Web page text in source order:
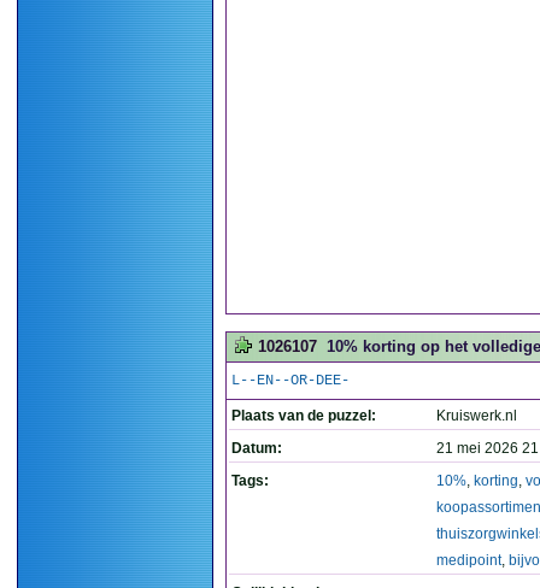
1026107 10% korting op het
L--EN--OR-DEE-
Plaats van de puzzel:
Kruiswerk.nl
Datum:
21 mei 2026
Tags:
10%, korting,
medipoint,